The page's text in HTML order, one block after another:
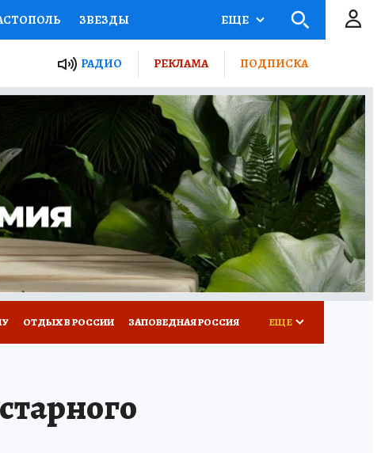
ЗВЕЗДЫ
ПРОЕКТЫ РОССИИ
ПУТЕВОДИТЕЛЬ
ЖЕЛЕЗА ТУРИЗМ
ВСЕ О КП РАДИО КП
ЕЩЕ
РАДИО РЕКЛАМА ПОДПИСКА
ОТДЫХ В РОССИИ ЗАПОВЕДНАЯ РОССИЯ ЕЩЕ